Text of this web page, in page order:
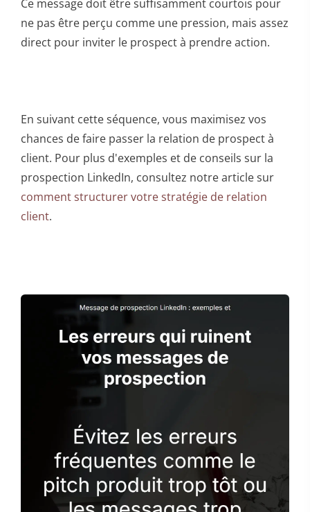
Ce message doit être suffisamment courtois pour
ne pas être perçu comme une pression, mais assez
direct pour inviter le prospect à prendre action.
En suivant cette séquence, vous maximisez vos
chances de faire passer la relation de prospect à
client. Pour plus d'exemples et de conseils sur la
prospection LinkedIn, consultez notre article sur
comment structurer votre stratégie de relation
client.